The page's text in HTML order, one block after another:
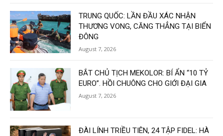
TRUNG QUỐC: LẦN ĐẦU XÁC NHẬN
THƯƠNG VONG, CĂNG THẲNG TẠI BIỂN
ĐÔNG
August 7, 2026
BẮT CHỦ TỊCH MEKOLOR: BÍ ẨN “10 TỶ
EURO”. HỒI CHUÔNG CHO GIỚI ĐẠI GIA
August 7, 2026
ĐÀI LÍNH TRIỀU TIÊN, 24 TẬP FIDEL: HÀ